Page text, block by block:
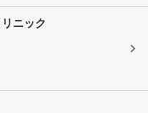
ニック